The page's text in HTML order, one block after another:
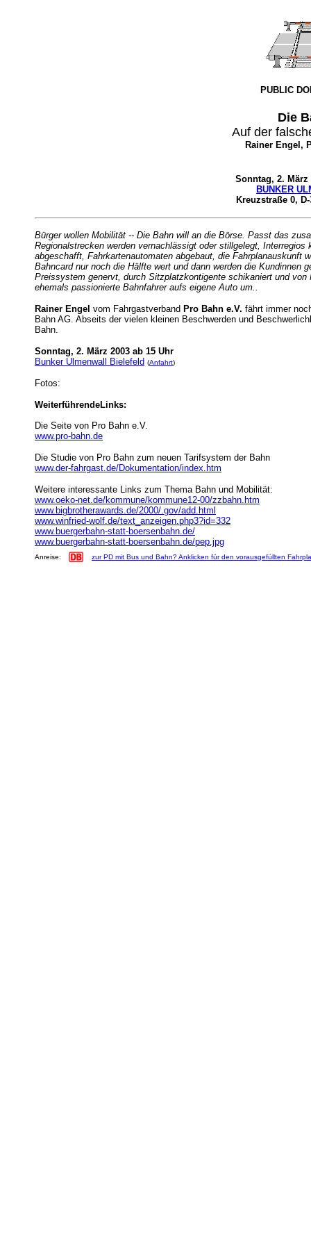
PUBLIC
Die
Auf der
Rainer Engel,
Sonntag, 2. März
BUNKER
Kreuzstraße 0,
Bürger wollen Mobilität -- Die Bahn will an die Börse. Passt das
Regionalstrecken werden vernachlässigt oder stillgelegt,
abgeschafft, Fahrkartenautomaten abgebaut, die Fahrplanauskunft
Bahncard nur noch die Hälfte wert und dann werden die Kundinnen
Preissystem genervt, durch Sitzplatzkontigente schikaniert und
ehemals passionierte Bahnfahrer aufs eigene Auto um..
Rainer Engel vom Fahrgastverband Pro Bahn e.V. fährt immer
Bahn AG. Abseits der vielen kleinen Beschwerden und
Bahn.
Sonntag, 2. März 2003 ab 15 Uhr
Bunker Ulmenwall Bielefeld (Anfahrt)
Fotos:
WeiterführendeLinks:
Die Seite von Pro Bahn e.V.
www.pro-bahn.de
Die Studie von Pro Bahn zum neuen Tarifsystem der Bahn
www.der-fahrgast.de/Dokumentation/index.htm
Weitere interessante Links zum Thema Bahn und Mobilität:
www.oeko-net.de/kommune/kommune12-00/zzbahn.htm
www.bigbrotherawards.de/2000/.gov/add.html
www.winfried-wolf.de/text_anzeigen.php3?id=332
www.buergerbahn-statt-boersenbahn.de/
www.buergerbahn-statt-boersenbahn.de/pep.jpg
Anreise: zur PD mit Bus und Bahn? Anklicken für den vorausgefüllten